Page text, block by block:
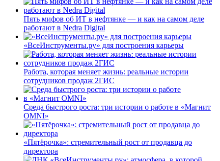
Пять мифов об ИТ в нефтянке — и как на самом деле
работают в Nedra Digital
«ВсеИнструменты.ру» для построения карьеры
Работа, которая меняет жизнь: реальные истории
сотрудников продаж 2ГИС
Среда быстрого роста: три истории о работе в «Магнит
OMNI»
«Пятёрочка»: стремительный рост от продавца до
директора